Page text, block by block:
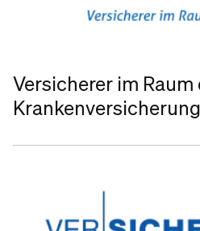
Versicherer im Raum